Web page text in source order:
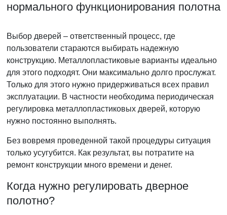
нормального функционирования полотна
Выбор дверей – ответственный процесс, где
пользователи стараются выбирать надежную
конструкцию. Металлопластиковые варианты идеально
для этого подходят. Они максимально долго прослужат.
Только для этого нужно придерживаться всех правил
эксплуатации. В частности необходима периодическая
регулировка металлопластиковых дверей, которую
нужно постоянно выполнять.
Без вовремя проведенной такой процедуры ситуация
только усугубится. Как результат, вы потратите на
ремонт конструкции много времени и денег.
Когда нужно регулировать дверное
полотно?